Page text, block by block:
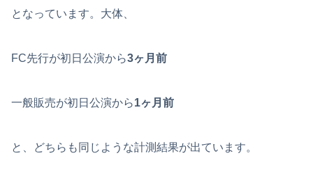
となっています。大体、
FC先行が初日公演から3ヶ月前
一般販売が初日公演から1ヶ月前
と、どちらも同じような計測結果が出ています。